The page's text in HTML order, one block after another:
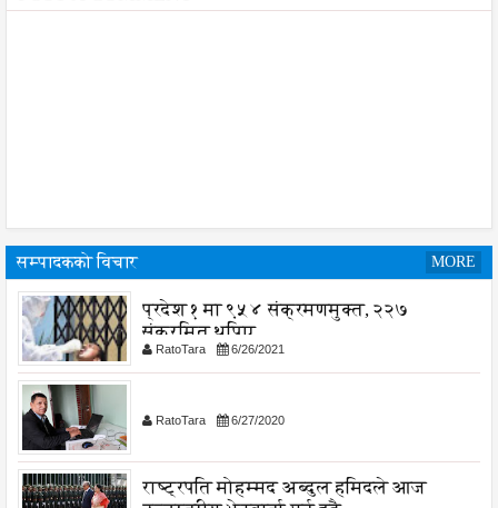
सम्पादकको विचार MORE
प्रदेश १ मा ९५४ संक्रमणमुक्त, २२७
संक्रमित थपिए
RatoTara 6/26/2021
RatoTara 6/27/2020
राष्ट्रपति मोहम्मद अब्दुल हमिदले आज